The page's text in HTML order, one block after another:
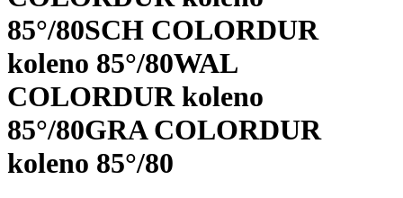
85°/80SCH COLORDUR
koleno 85°/80WAL
COLORDUR koleno
85°/80GRA COLORDUR
koleno 85°/80